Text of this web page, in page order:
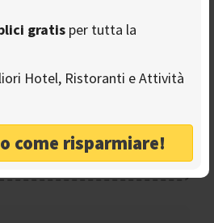
gratis per tutta la
Hotel, Ristoranti e Attività
come risparmiare!
nostra